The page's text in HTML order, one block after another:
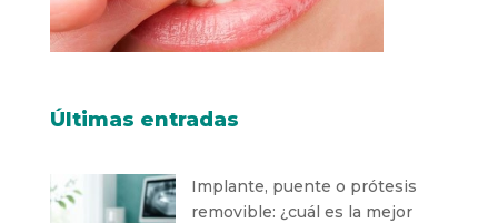
Últimas entradas
Implante, puente o prótesis
removible: ¿cuál es la mejor